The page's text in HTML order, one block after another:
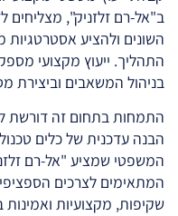
ב"אל-רם זלזניק", מצליחים
השונים ולהציע
התהליך. ייעוץ מקצועי
בניהול המשאבים וביצירת
התמחות בתחום זה דורשת
הבנה עדכנית של כלים
המשפטי שמציע "אל-רם
המתאימים לצרכים
שקיפות, מקצועיות